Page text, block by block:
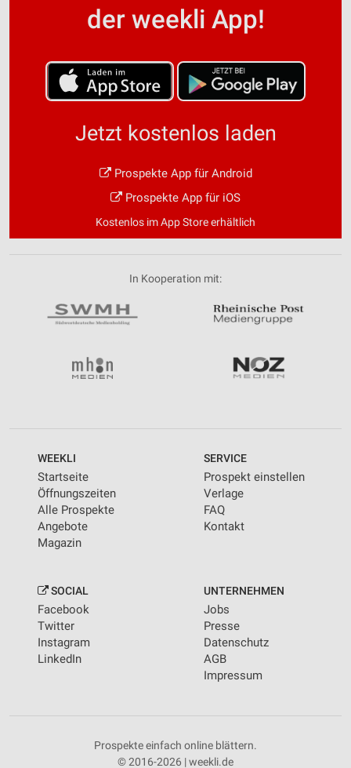
der weekli App!
Jetzt kostenlos laden
Prospekte App für Android
Prospekte App für iOS
Kostenlos im App Store erhältlich
In Kooperation mit:
WEEKLI
Startseite
Öffnungszeiten
Alle Prospekte
Angebote
Magazin
SERVICE
Prospekt einstellen
Verlage
FAQ
Kontakt
SOCIAL
Facebook
Twitter
Instagram
LinkedIn
UNTERNEHMEN
Jobs
Presse
Datenschutz
AGB
Impressum
Prospekte einfach online blättern.
© 2016-2026 | weekli.de